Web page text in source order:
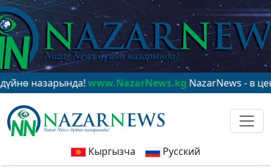
www.NazarNews.kgNazarNews - в центре
Кыргызча Русский